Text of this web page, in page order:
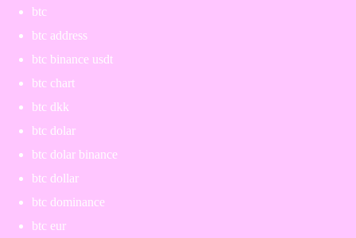
btc
btc address
btc binance usdt
btc chart
btc dkk
btc dolar
btc dolar binance
btc dollar
btc dominance
btc eur